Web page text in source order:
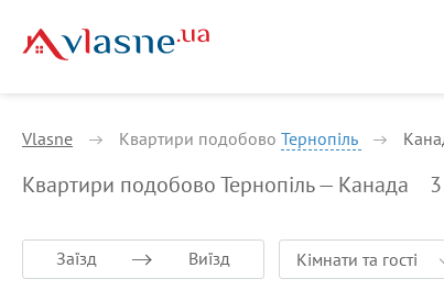
Vlasne Квартири подобово Тернопіль
Квартири подобово Тернопіль — Канада 3
Заїзд Виїзд Кімнати та гості